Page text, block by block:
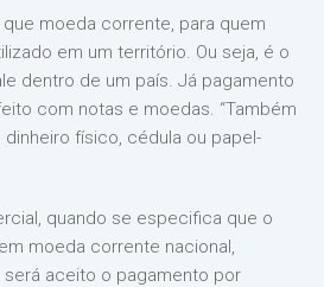
moeda corrente, para quem
em um território. Ou seja, é o
dentro de um país. Já pagamento
com notas e moedas. “Também
físico, cédula ou papel-
quando se especifica que o
moeda corrente nacional,
aceito o pagamento por